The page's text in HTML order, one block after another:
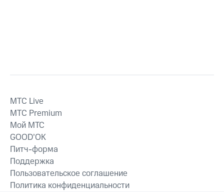
MTС Live
MTС Premium
Мой МТС
GOOD’OK
Питч-форма
Поддержка
Пользовательское соглашение
Политика конфиденциальности